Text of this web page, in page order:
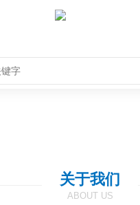
关于我们
ABOUT US